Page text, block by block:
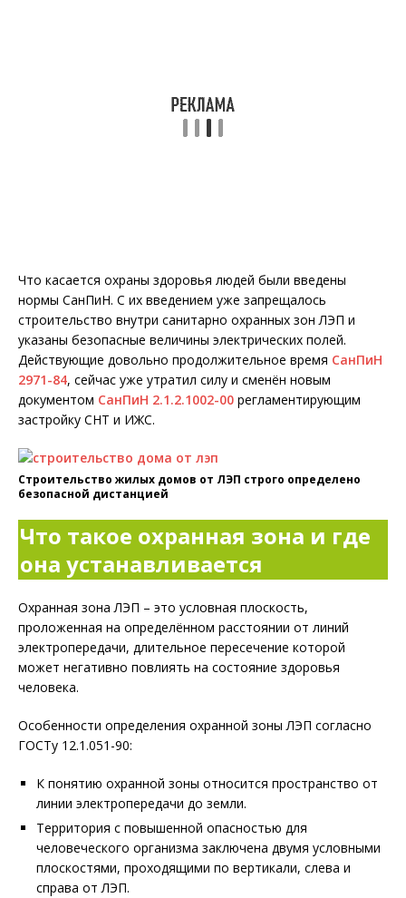
Что касается охраны здоровья людей были введены
нормы СанПиН. С их введением уже запрещалось
строительство внутри санитарно охранных зон ЛЭП и
указаны безопасные величины электрических полей.
Действующие довольно продолжительное время СанПиН
2971-84, сейчас уже утратил силу и сменён новым
документом СанПиН 2.1.2.1002-00 регламентирующим
застройку СНТ и ИЖС.
Строительство жилых домов от ЛЭП строго определено
безопасной дистанцией
Что такое охранная зона и где
она устанавливается
Охранная зона ЛЭП – это условная плоскость,
проложенная на определённом расстоянии от линий
электропередачи, длительное пересечение которой
может негативно повлиять на состояние здоровья
человека.
Особенности определения охранной зоны ЛЭП согласно
ГОСТу 12.1.051-90:
К понятию охранной зоны относится пространство от
линии электропередачи до земли.
Территория с повышенной опасностью для
человеческого организма заключена двумя условными
плоскостями, проходящими по вертикали, слева и
справа от ЛЭП.